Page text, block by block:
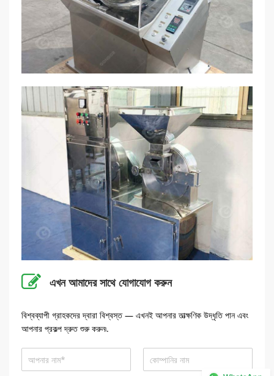
এখন আমাদের সাথে যোগাযোগ করুন
বিশ্বব্যাপী গ্রাহকদের দ্বারা বিশ্বস্ত — এখনই আপনার তাত্ক্ষণিক উদ্ধৃতি পান এবং
আপনার প্রকল্প দ্রুত শুরু করুন৷.